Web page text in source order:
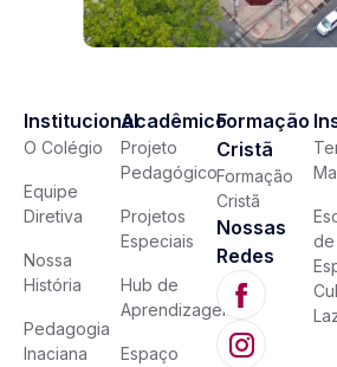
Institucional
O Colégio
Equipe
Diretiva
Nossa
História
Pedagogia
Inaciana
Acadêmico
Projeto
Pedagógico
Projetos
Especiais
Hub de
Aprendizagem
Espaço
Formação
Cristã
Formação
Cristã
Nossas
Redes
de